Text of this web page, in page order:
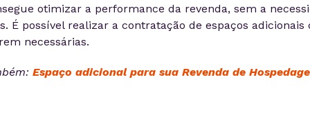
otimizar a performance da revenda, sem a
É possível realizar a contratação de espaços adicionais
necessárias.
Espaço adicional para sua Revenda de